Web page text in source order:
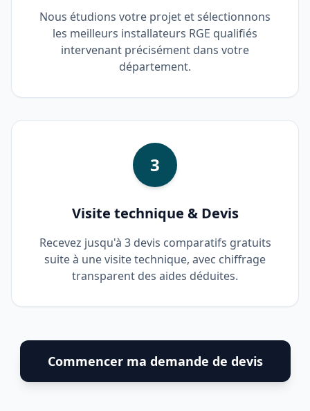
Nous étudions votre projet et sélectionnons
les meilleurs installateurs RGE qualifiés
intervenant précisément dans votre
département.
3
Visite technique & Devis
Recevez jusqu'à 3 devis comparatifs gratuits
suite à une visite technique, avec chiffrage
transparent des aides déduites.
Commencer ma demande de devis